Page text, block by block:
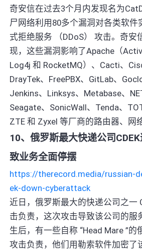
奇安信在过去3个月内发现名为
尸网络利用80多个漏洞对各类软件
式拒绝服务 （DDoS） 攻击。奇安
现，这些漏洞影响了Apache（
Log4j 和 RocketMQ）、Cacti、
DrayTek、FreePBX、GitLab、
Jenkins、Linksys、Metabase、
Seagate、SonicWall、Tenda、
ZTE 和 Zyxel 等厂商的路由器、网
10、俄罗斯最大快递公司
致业务全面停摆
https://therecord.media/russian-
ek-down-cyberattack
近日，俄罗斯最大的快递公司之一
击负责，这次攻击导致该公司的服
生后，有一些自称 “Head Mare ”
攻击负责，他们用勒索软件加密了